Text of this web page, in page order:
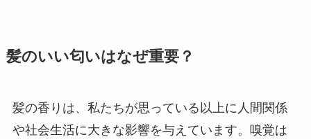
髪のいい匂いはなぜ重要？
髪の香りは、私たちが思っている以上に人間関係
や社会生活に大きな影響を与えています。嗅覚は